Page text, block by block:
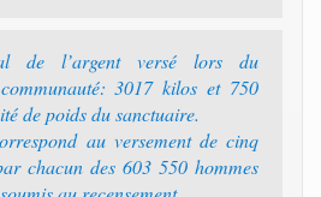
de l’argent versé lors du
3017 kilos et 750
de poids du sanctuaire.
au versement de cinq
chacun des 603 550 hommes